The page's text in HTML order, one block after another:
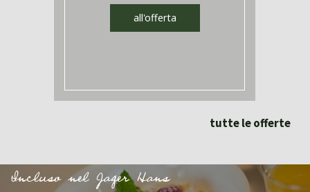
all'offerta
tutte le offerte
Incluso nel Jager Hans